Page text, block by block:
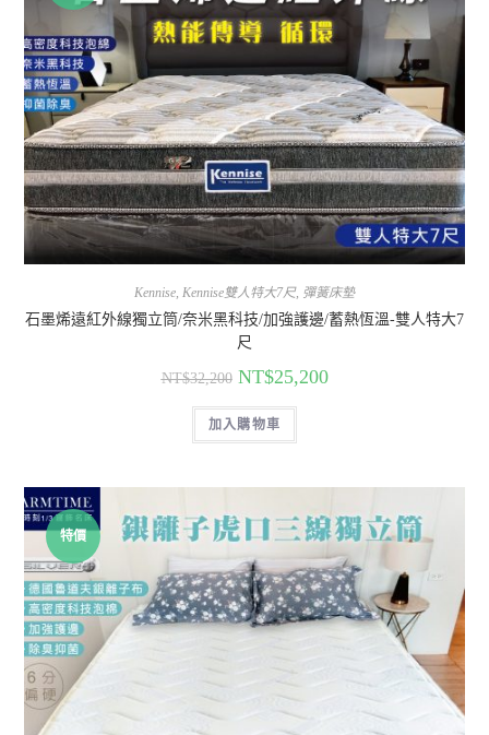
Kennise Kennise雙人特大7尺, 彈簧床墊
石墨烯遠紅外線獨立筒/奈米黑科技/加強護邊/蓄熱恆溫-雙人特大7
尺
NT$32,200 NT$25,200
加入購物車
特價